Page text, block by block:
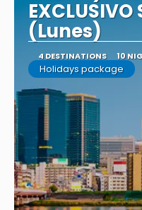
EXCLUSIVO
(Lunes)
4 DESTINATIONS 10
Holidays package